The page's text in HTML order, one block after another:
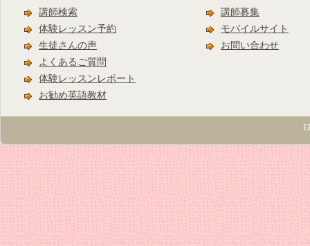
講師検索
体験レッスン予約
生徒さんの声
よくあるご質問
体験レッスンレポート
お勧め英語教材
講師募集
モバイルサイト
お問い合わせ